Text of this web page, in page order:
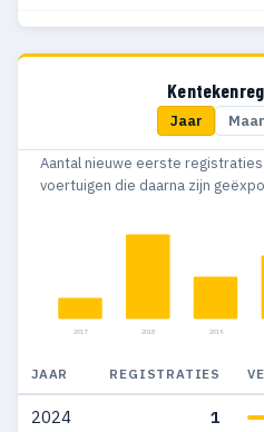
2013 1
3
2010 9
2005 5
Jaar
Aantal nieuwe eerste
voertuigen die daarna zijn
2017 2018 2019
JAAR REGISTRATIES
2024 1